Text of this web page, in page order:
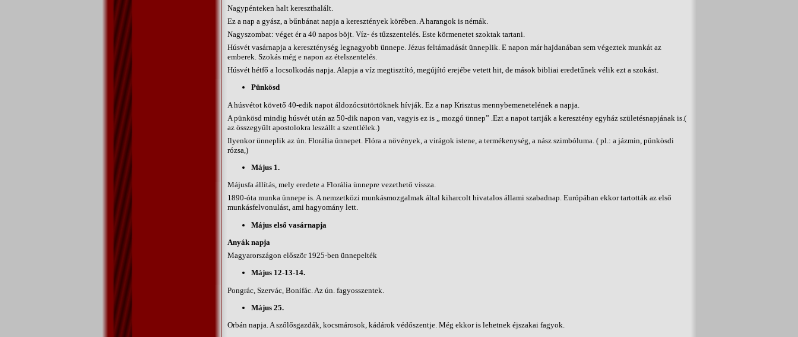
Nagypénteken halt kereszthalált.
Ez a nap a gyász, a bűnbánat napja a keresztények körében. A harangok is némák.
Nagyszombat: véget ér a 40 napos böjt. Víz- és tűzszentelés. Este körmenetet szoktak tartani.
Húsvét vasárnapja a kereszténység legnagyobb ünnepe. Jézus feltámadását ünneplik. E napon már hajdanában sem végeztek munkát az
emberek. Szokás még e napon az ételszentelés.
Húsvét hétfő a locsolkodás napja. Alapja a víz megtisztító, megújító erejébe vetett hit, de mások bibliai eredetűnek vélik ezt a szokást.
Pünkösd
A húsvétot követő 40-edik napot áldozócsütörtöknek hívják. Ez a nap Krisztus mennybemenetelének a napja.
A pünkösd mindig húsvét után az 50-dik napon van, vagyis ez is „ mozgó ünnep” .Ezt a napot tartják a keresztény egyház születésnapjának is.(
az összegyűlt apostolokra leszállt a szentlélek.)
Ilyenkor ünneplik az ún. Florália ünnepet. Flóra a növények, a virágok istene, a termékenység, a nász szimbóluma. ( pl.: a jázmin, pünkösdi
rózsa,)
Május 1.
Májusfa állítás, mely eredete a Florália ünnepre vezethető vissza.
1890-óta munka ünnepe is. A nemzetközi munkásmozgalmak által kiharcolt hivatalos állami szabadnap. Európában ekkor tartották az első
munkásfelvonulást, ami hagyomány lett.
Május első vasárnapja
Anyák napja
Magyarországon először 1925-ben ünnepelték
Május 12-13-14.
Pongrác, Szervác, Bonifác. Az ún. fagyosszentek.
Május 25.
Orbán napja. A szőlősgazdák, kocsmárosok, kádárok védőszentje. Még ekkor is lehetnek éjszakai fagyok.